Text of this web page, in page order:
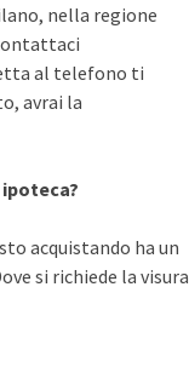
nella regione
al telefono ti
avrai la
acquistando ha un
si richiede la visura